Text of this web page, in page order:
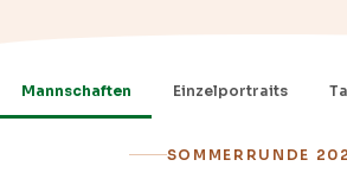
Mannschaften Einzelportraits
SOMMERRUNDE